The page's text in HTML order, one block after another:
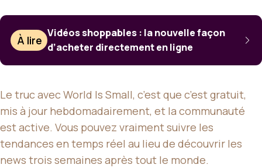
À lire
Vidéos shoppables : la nouvelle façon
d’acheter directement en ligne
Le truc avec World Is Small, c’est que c’est gratuit,
mis à jour hebdomadairement, et la communauté
est active. Vous pouvez vraiment suivre les
tendances en temps réel au lieu de découvrir les
news trois semaines après tout le monde.